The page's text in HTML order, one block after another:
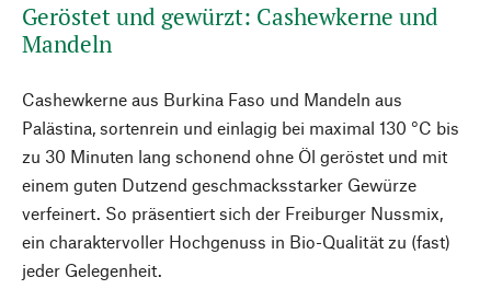
Geröstet und gewürzt: Cashewkerne und
Mandeln
Cashewkerne aus Burkina Faso und Mandeln aus
Palästina, sortenrein und einlagig bei maximal 130 °C bis
zu 30 Minuten lang schonend ohne Öl geröstet und mit
einem guten Dutzend geschmacksstarker Gewürze
verfeinert. So präsentiert sich der Freiburger Nussmix,
ein charaktervoller Hochgenuss in Bio-Qualität zu (fast)
jeder Gelegenheit.